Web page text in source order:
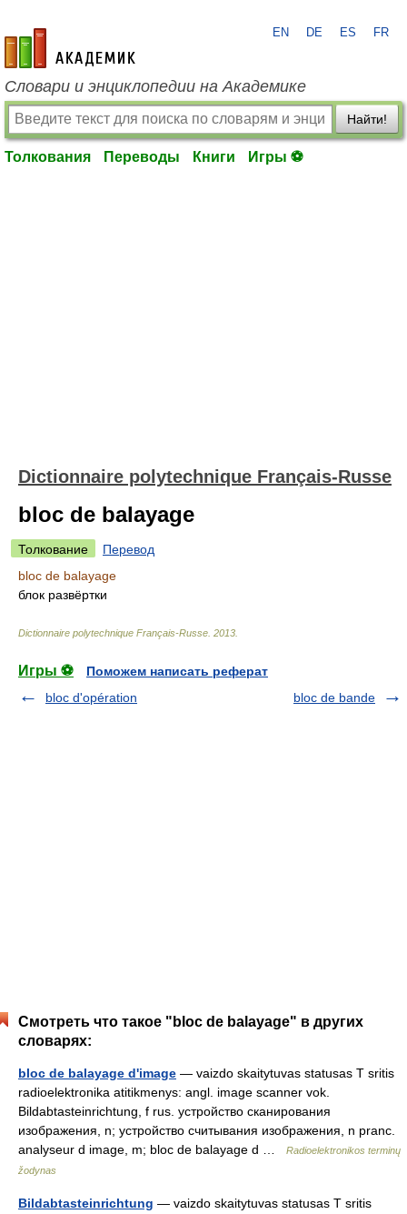
academic.ru
EN DE ES FR
Словари и энциклопедии на Академике
Найти!
Толкования Переводы Книги Игры ⚽
Dictionnaire polytechnique Français-Russe
bloc de balayage
Толкование
Перевод
bloc de balayage
блок развёртки
Dictionnaire polytechnique Français-Russe 2013
Игры ⚽
Поможем написать реферат
bloc d'opération
bloc de bande
Смотреть что такое "bloc de balayage" в других
словарях:
bloc de balayage d'image — vaizdo skaitytuvas statusas T sritis
radioelektronika atitikmenys: angl. image scanner vok.
Bildabtasteinrichtung, f rus. устройство сканирования
изображения, n; устройство считывания изображения, n pranc.
analyseur d image, m; bloc de balayage d …
Radioelektronikos terminų
žodynas
Bildabtasteinrichtung — vaizdo skaitytuvas statusas T sritis